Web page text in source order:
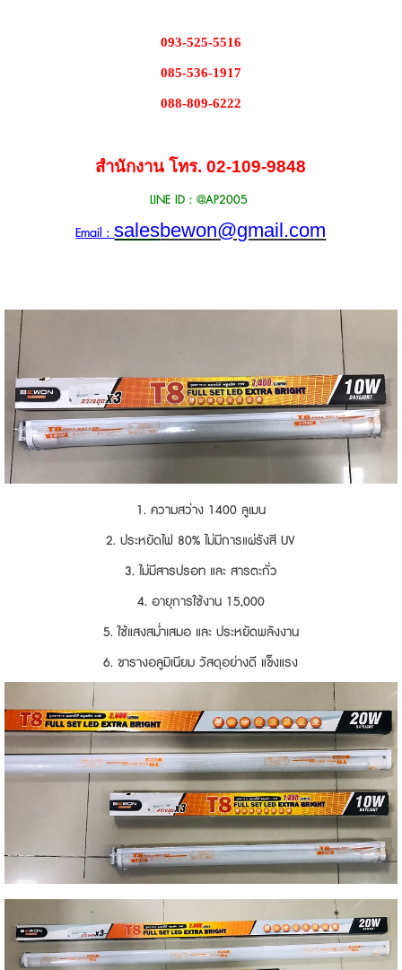
093-525-5516
085-536-1917
088-809-6222
สำนักงาน โทร.02-109-9848
LINE ID : @AP2005
Email :salesbewon@gmail.com
1. ความสว่าง 1400 ลูเมน
2. ประหยัดไฟ 80% ไม่มีการแผ่รังสี UV
3. ไม่มีสารปรอท และ สารตะกั่ว
4. อายุการใช้งาน 15,000
5. ใช้แสงสม่ำเสมอ และ ประหยัดพลังงาน
6. ขารางอลูมิเนียม วัสดุอย่างดี แข็งแรง